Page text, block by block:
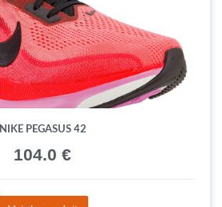
NIKE PEGASUS 42
104.0 €